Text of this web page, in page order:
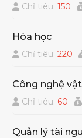
Chỉ tiêu:150
Hóa học
Chỉ tiêu:220
Công nghệ
Chỉ tiêu: 60
Quản lý tài